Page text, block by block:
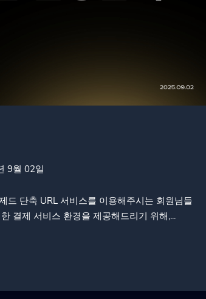
9월 02일
드 단축 URL 서비스를 이용해주시는 회원님들
결제 서비스 환경을 제공해드리기 위해,...